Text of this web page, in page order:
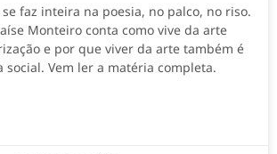
faz inteira na poesia, no palco, no riso.
Monteiro conta como vive da arte
e por que viver da arte também é
social. Vem ler a matéria completa.